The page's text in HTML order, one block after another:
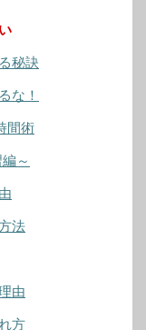
秘訣
な！
間術
～
法
由
方